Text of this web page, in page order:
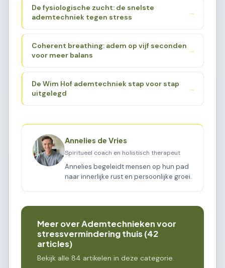
De fysiologische zucht: de snelste
ademtechniek tegen stress
→
Coherent breathing: adem op vijf seconden
voor meer balans
→
De Wim Hof ademtechniek stap voor stap
uitgelegd
→
Annelies de Vries
Spiritueel coach en holistisch therapeut
Annelies begeleidt mensen op hun pad
naar innerlijke rust en persoonlijke groei.
Meer over Ademtechnieken voor
stressvermindering thuis (42
articles)
Bekijk alle 84 artikelen in deze categorie.